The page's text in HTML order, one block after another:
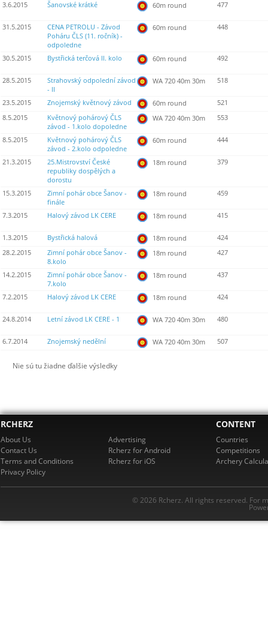
3.6.2015
Šanovské krátké 60m round 477
31.5.2015
CENA PETROLU - Závod
Poháru ČLS (11. ročník) -
odpoledne
60m round 448
30.5.2015 Bystřická terčová II. kolo 60m round 492
28.5.2015
Strahovský odpolední závod
- II
WA 720 40m 30m 518
23.5.2015 Znojemský květnový závod 60m round
521
8.5.2015
Květnový pohárový ČLS
závod - 1.kolo dopoledne
WA 720 40m 30m 553
8.5.2015
Květnový pohárový ČLS
závod - 2.kolo odpoledne
60m round 444
21.3.2015
25.Mistrovství České
republiky dospělých a
dorostu
18m round 379
15.3.2015
Zimní pohár obce Šanov -
finále
18m round 459
7.3.2015 Halový závod LK CERE 18m round 415
1.3.2015 Bystřická halová 18m round
424
28.2.2015
Zimní pohár obce Šanov -
8.kolo
18m round 427
14.2.2015
Zimní pohár obce Šanov -
7.kolo
18m round 437
7.2.2015 Halový závod LK CERE 18m round 424
24.8.2014 Letní závod LK CERE - 1 WA 720 40m 30m 480
6.7.2014 Znojemský nedělní WA 720 40m 30m 507
Nie sú tu žiadne ďalšie výsledky
RCHERZ
About Us
Contact Us
Terms and Conditions
Privacy Policy
Advertising
Rcherz for Android
Rcherz for iOS
CONTENT
Countries
Competitions
Archery
© 2026 Rcherz. All rights reserved. For